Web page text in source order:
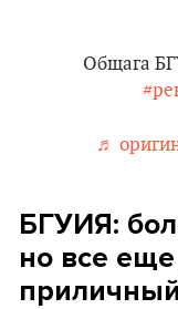
Общага
♬
БГУИЯ:
но все
приличный